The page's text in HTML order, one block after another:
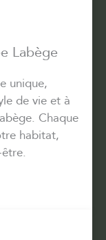
Labège
unique,
de vie et à
Chaque
habitat,